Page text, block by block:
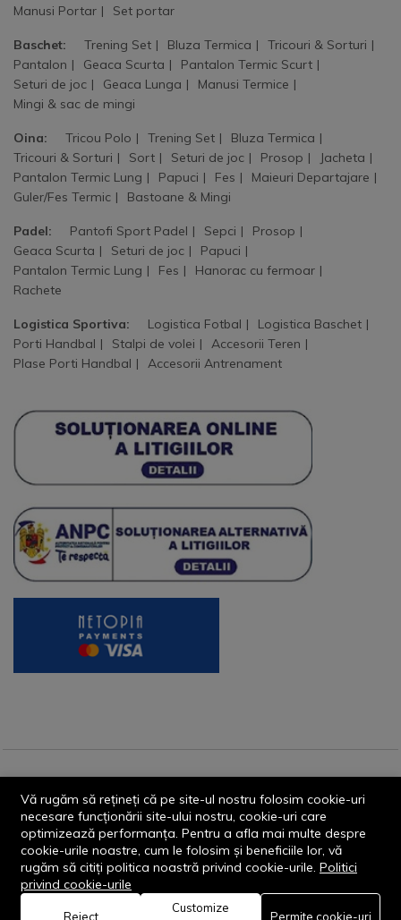
Manusi Portar
Set portar
Baschet: Trening Set Bluza Termica
Tricouri & Sorturi
Pantalon
Geaca Scurta
Pantalon Termic Scurt
Seturi de joc
Geaca Lunga
Manusi Termice
Mingi & sac de mingi
Oina: Tricou Polo Trening Set
Bluza Termica
Tricouri & Sorturi
Sort Seturi de joc Prosop
Jacheta
Pantalon Termic Lung
Papuci Fes
Maieuri Departajare
Guler/Fes Termic
Bastoane & Mingi
Padel: Pantofi Sport Padel Sepci
Prosop
Geaca Scurta
Seturi de joc
Papuci
Pantalon Termic Lung
Fes
Hanorac cu fermoar
Rachete
Logistica Sportiva: Logistica Fotbal
Logistica Baschet
Porti Handbal
Stalpi de volei
Accesorii Teren
Plase Porti Handbal
Accesorii Antrenament
© 2013-2026 - Dornik Total Services S.R.L. CUI 32211812
Reg.Com. J13/1996/2013, Str. Transilvaniei, Nr. 19A
0
Vă rugăm să rețineți că pe site-ul nostru folosim cookie-uri
necesare funcționării site-ului nostru, cookie-uri care
optimizează performanța. Pentru a afla mai multe despre
cookie-urile noastre, cum le folosim și beneficiile lor, vă
rugăm să citiți politica noastră privind cookie-urile. Politici
privind cookie-urile
Reject
Customize
Permite cookie-uri